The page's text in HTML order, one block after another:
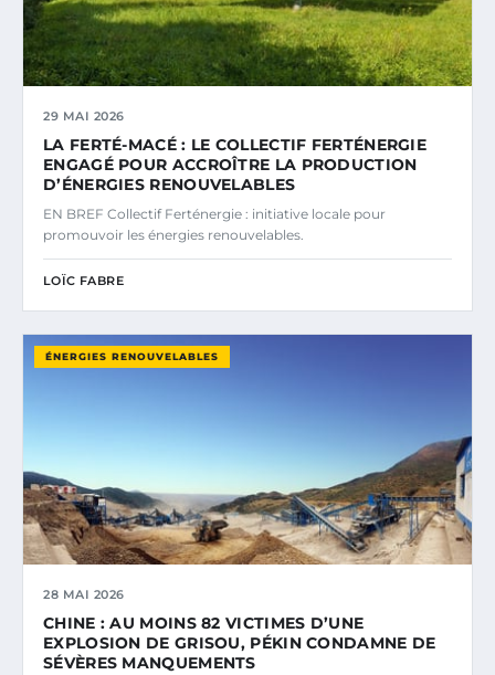
29 MAI 2026
LA FERTÉ-MACÉ : LE COLLECTIF FERTÉNERGIE
ENGAGÉ POUR ACCROÎTRE LA PRODUCTION
D’ÉNERGIES RENOUVELABLES
EN BREF Collectif Ferténergie : initiative locale pour
promouvoir les énergies renouvelables.
LOÏC FABRE
ÉNERGIES RENOUVELABLES
28 MAI 2026
CHINE : AU MOINS 82 VICTIMES D’UNE
EXPLOSION DE GRISOU, PÉKIN CONDAMNE DE
SÉVÈRES MANQUEMENTS